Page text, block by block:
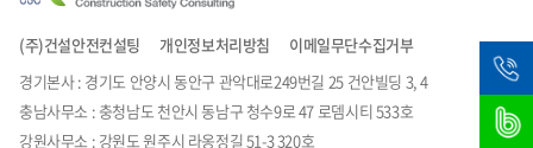
(주)건설안전컨설팅 개인정보처리방침
이메일무단수집거부
경기본사 : 경기도 안양시 동안구 관악대로249번길 25 건안빌딩 3, 4
충남사무소 : 충청남도 천안시 동남구 청수9로 47 로뎀시티 533호
강원사무소 : 강원도 원주시 라옹정길 51-3 320호